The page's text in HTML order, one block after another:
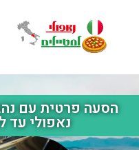
הסעה פרטית עם
נאפולי עד